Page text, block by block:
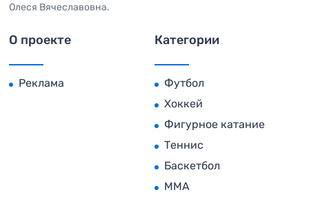
Олеся Вячеславовна.
О проекте
Реклама
Категории
Футбол
Хоккей
Фигурное катание
Теннис
Баскетбол
MMA